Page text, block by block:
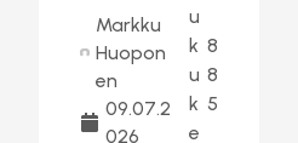
Markku
Huopon
en
09.07.2
026
u
k
u
k
e
8
8
5